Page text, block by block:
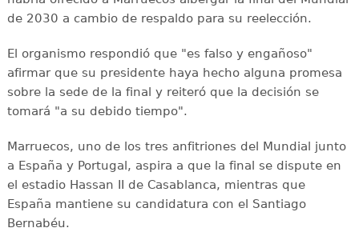
de 2030 a cambio de respaldo para su reelección.
El organismo respondió que "es falso y engañoso"
afirmar que su presidente haya hecho alguna promesa
sobre la sede de la final y reiteró que la decisión se
tomará "a su debido tiempo".
Marruecos, uno de los tres anfitriones del Mundial junto
a España y Portugal, aspira a que la final se dispute en
el estadio Hassan II de Casablanca, mientras que
España mantiene su candidatura con el Santiago
Bernabéu.